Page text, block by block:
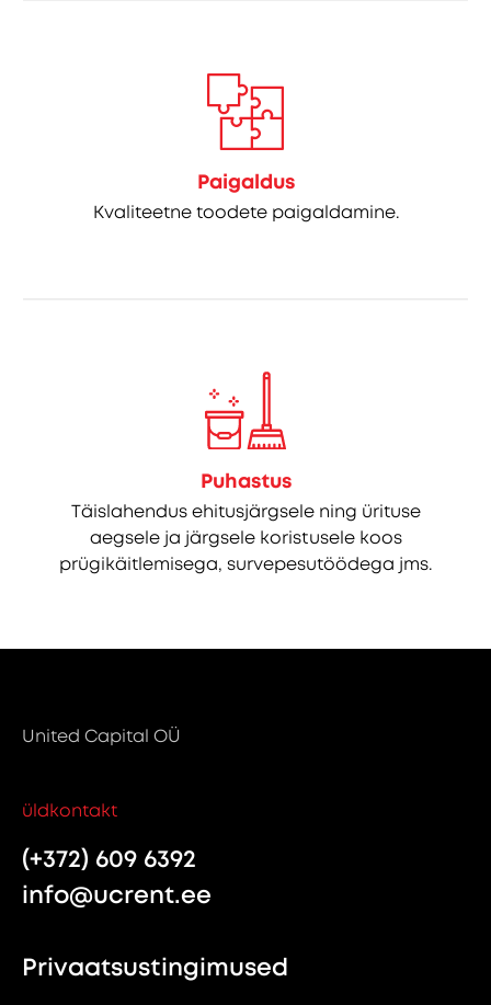
Paigaldus
Kvaliteetne toodete paigaldamine.
Puhastus
Täislahendus ehitusjärgsele ning ürituse
aegsele ja järgsele koristusele koos
prügikäitlemisega, survepesutöödega jms.
United Capital OÜ
üldkontakt
(+372) 609 6392
info@ucrent.ee
Privaatsustingimused